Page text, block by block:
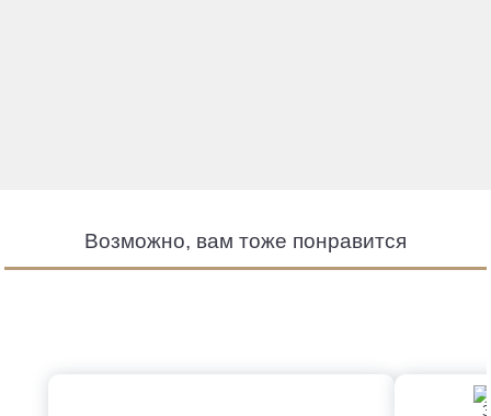
Возможно, вам тоже понравится